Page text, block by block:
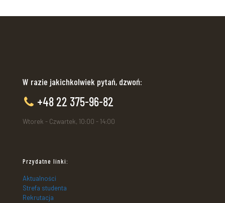
W razie jakichkolwiek pytań, dzwoń:
+48 22 375-96-82
Wtorek - Czwartek, 10:00 - 14:00
Przydatne linki:
Aktualności
Strefa studenta
Rekrutacja